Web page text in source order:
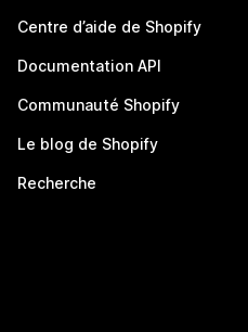
Centre d’aide de Shopify
Documentation API
Communauté Shopify
Le blog de Shopify
Recherche